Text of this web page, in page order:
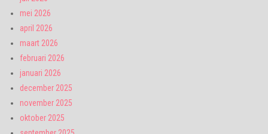
mei 2026
april 2026
maart 2026
februari 2026
januari 2026
december 2025
november 2025
oktober 2025